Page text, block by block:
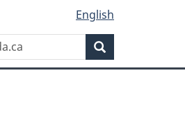
English